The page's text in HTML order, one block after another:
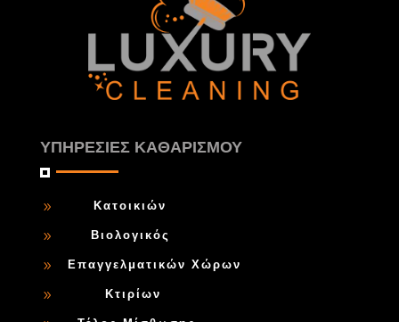
ΥΠΗΡΕΣΙΕΣ ΚΑΘΑΡΙΣΜΟΥ
9 Κατοικιών
9 Βιολογικός
9 Επαγγελματικών Χώρων
9 Κτιρίων